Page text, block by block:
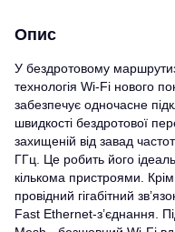
Опис
У бездротовому
технологія Wi-Fi нового
забезпечує одночасне
швидкості бездротової
захищеній від завад
ГГц. Це робить його
кількома пристроями.
провідний гігабітний
Fast Ethernet-з’єднання.